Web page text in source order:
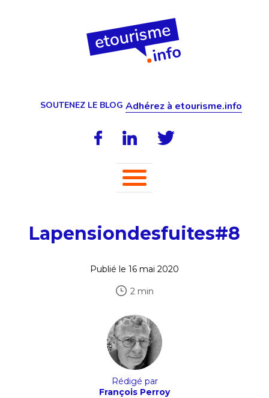
SOUTENEZ LE BLOG Adhérez à etourisme.info
Lapensiondesfuites#8
Publié le 16 mai 2020
2 min
Rédigé par
François Perroy